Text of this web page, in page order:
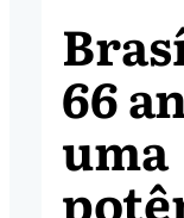
66
uma